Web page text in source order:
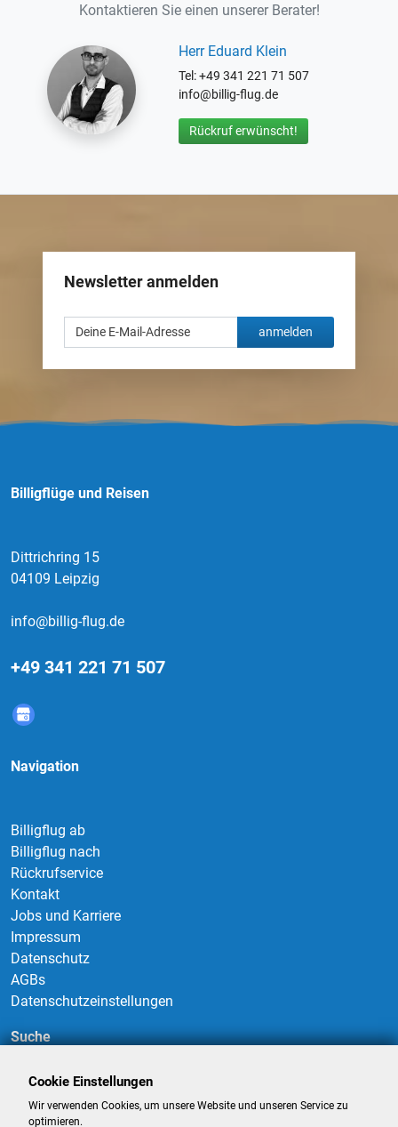
Kontaktieren Sie einen unserer Berater!
Herr Eduard Klein
Tel: +49 341 221 71 507
info@billig-flug.de
Rückruf erwünscht!
Newsletter anmelden
anmelden
Billigflüge und Reisen
Dittrichring 15
04109 Leipzig
info@billig-flug.de
+49 341 221 71 507
Navigation
Billigflug ab
Billigflug nach
Rückrufservice
Kontakt
Jobs und Karriere
Impressum
Datenschutz
AGBs
Datenschutzeinstellungen
Suche
Suchen
Cookie Einstellungen
Wir verwenden Cookies, um unsere Website und unseren Service zu
optimieren.